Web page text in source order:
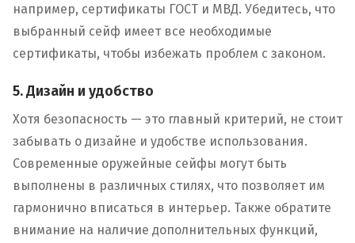
например, сертификаты ГОСТ и МВД. Убедитесь, что
выбранный сейф имеет все необходимые
сертификаты, чтобы избежать проблем с законом.
5. Дизайн и удобство
Хотя безопасность — это главный критерий, не стоит
забывать о дизайне и удобстве использования.
Современные оружейные сейфы могут быть
выполнены в различных стилях, что позволяет им
гармонично вписаться в интерьер. Также обратите
внимание на наличие дополнительных функций,